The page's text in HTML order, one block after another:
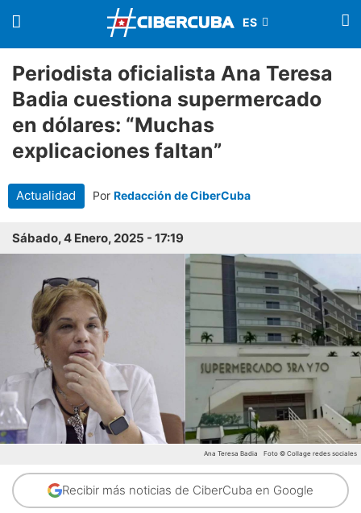
Periodista oficialista Ana Teresa
Badia cuestiona supermercado
en dólares: “Muchas
explicaciones faltan”
Actualidad Por Redacción de CiberCuba
Sábado, 4 Enero, 2025 - 17:19
Ana Teresa Badia Foto © Collage redes sociales
Recibir más noticias de CiberCuba en Google